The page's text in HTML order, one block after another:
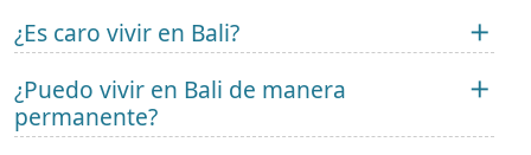
¿Es caro vivir en Bali?
¿Puedo vivir en Bali de manera
permanente?